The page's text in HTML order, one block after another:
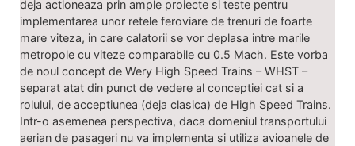
deja actioneaza prin ample proiecte si teste pentru
implementarea unor retele feroviare de trenuri de foarte
mare viteza, in care calatorii se vor deplasa intre marile
metropole cu viteze comparabile cu 0.5 Mach. Este vorba
de noul concept de Wery High Speed Trains – WHST –
separat atat din punct de vedere al conceptiei cat si a
rolului, de acceptiunea (deja clasica) de High Speed Trains.
Intr-o asemenea perspectiva, daca domeniul transportului
aerian de pasageri nu va implementa si utiliza avioanele de